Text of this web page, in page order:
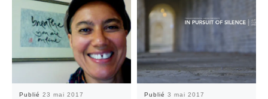
Publié 23 mai 2017 Publié 3 mai 2017